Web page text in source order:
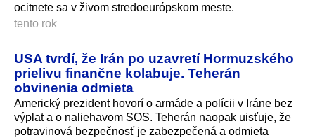
ocitnete sa v živom stredoeurópskom mes­te.
tento rok
USA tvrdí, že Irán po uzavretí Hormuzského
prielivu finančne kolabuje. Teherán
obvinenia odmieta
Americký prezident hovorí o armáde a polícii v Iráne bez
výplat a o naliehavom SOS. Teherán naopak uisťuje, že
potravinová bezpečnosť je zabezpečená a odmieta